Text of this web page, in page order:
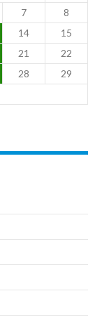
7
8
14
15
21
22
28
29